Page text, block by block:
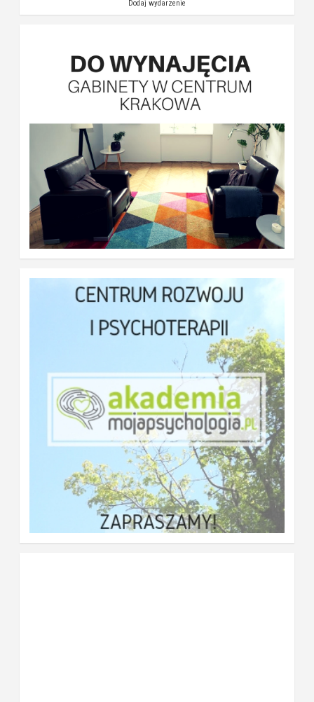
Dodaj wydarzenie